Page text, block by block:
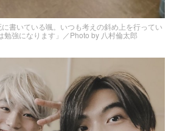
に書いている颯。いつも考えの斜め上を行ってい
勉強になります」／Photo by 八村倫太郎